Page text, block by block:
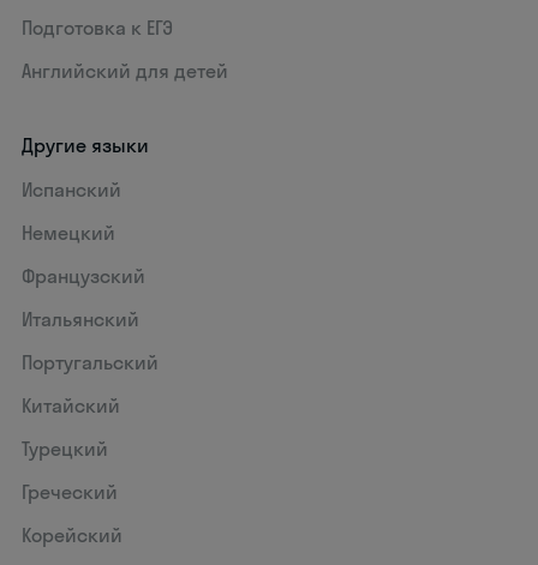
Подготовка к ЕГЭ
Английский для детей
Другие языки
Испанский
Немецкий
Французский
Итальянский
Португальский
Китайский
Турецкий
Греческий
Корейский